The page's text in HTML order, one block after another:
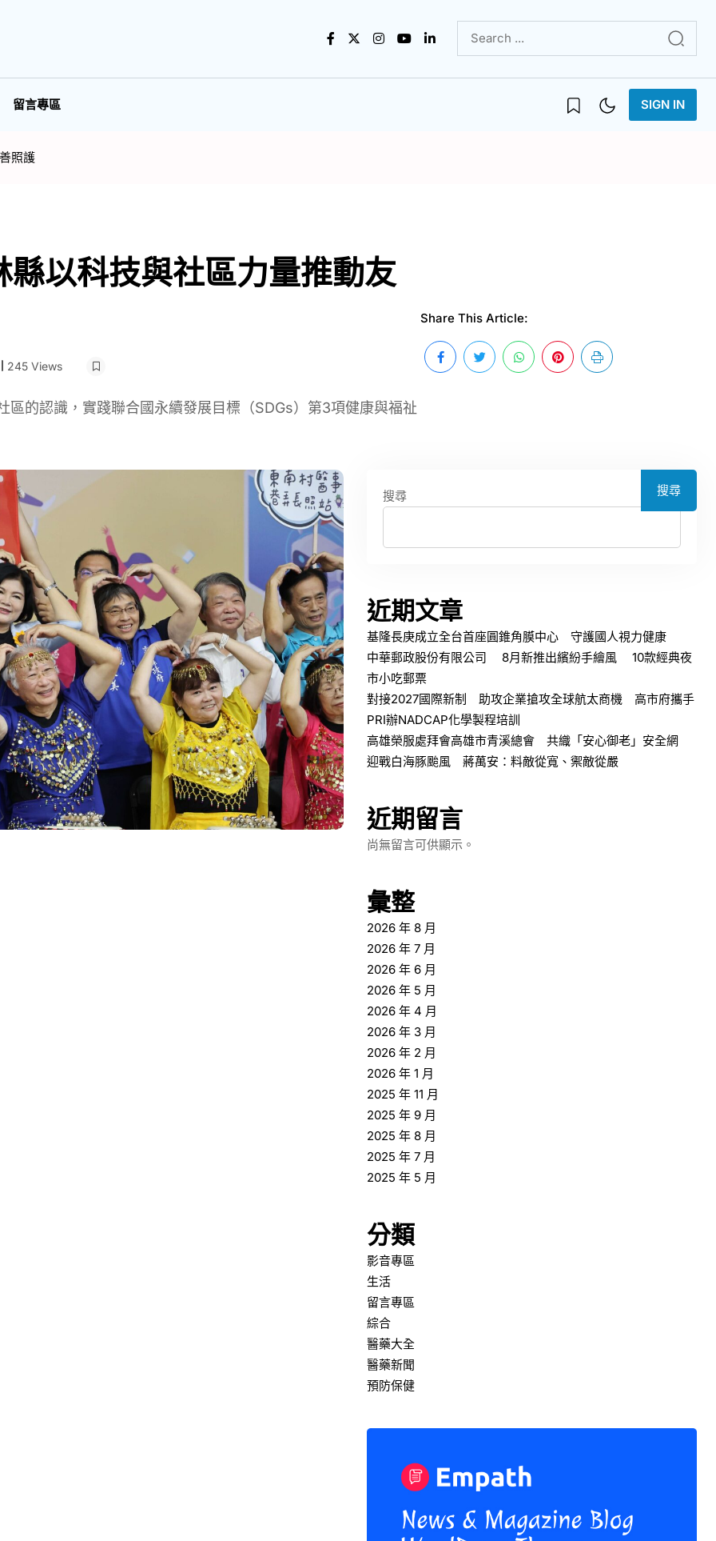
留言專區 SIGN IN
照護
以科技與社區力量推動友
245 Views
的認識，實踐聯合國永續發展目標（SDGs）第3項健康與福祉
Share This Article:
搜尋 搜尋
近期文章
基隆長庚成立全台首座圓錐角膜中心 守護國人視力健康
中華郵政股份有限公司 8月新推出繽紛手繪風 10款經典夜
市小吃郵票
對接2027國際新制 助攻企業搶攻全球航太商機 高市府攜手
PRI辦NADCAP化學製程培訓
高雄榮服處拜會高雄市青溪總會 共織「安心御老」安全網
迎戰白海豚颱風 蔣萬安：料敵從寬、禦敵從嚴
近期留言
尚無留言可供顯示。
彙整
2026 年 8 月
2026 年 7 月
2026 年 6 月
2026 年 5 月
2026 年 4 月
2026 年 3 月
2026 年 2 月
2026 年 1 月
2025 年 11 月
2025 年 9 月
2025 年 8 月
2025 年 7 月
2025 年 5 月
分類
影音專區
生活
留言專區
綜合
醫藥大全
醫藥新聞
預防保健